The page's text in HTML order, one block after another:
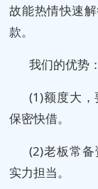
故能热情快速
款。
我们的优势：
(1)额度大
保密快借。
(2)老板常
实力担当。